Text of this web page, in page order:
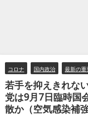
コロナ 国内政治 最新の重
若手を抑えきれな
党は9月7日臨時国
散か（空気感染補強